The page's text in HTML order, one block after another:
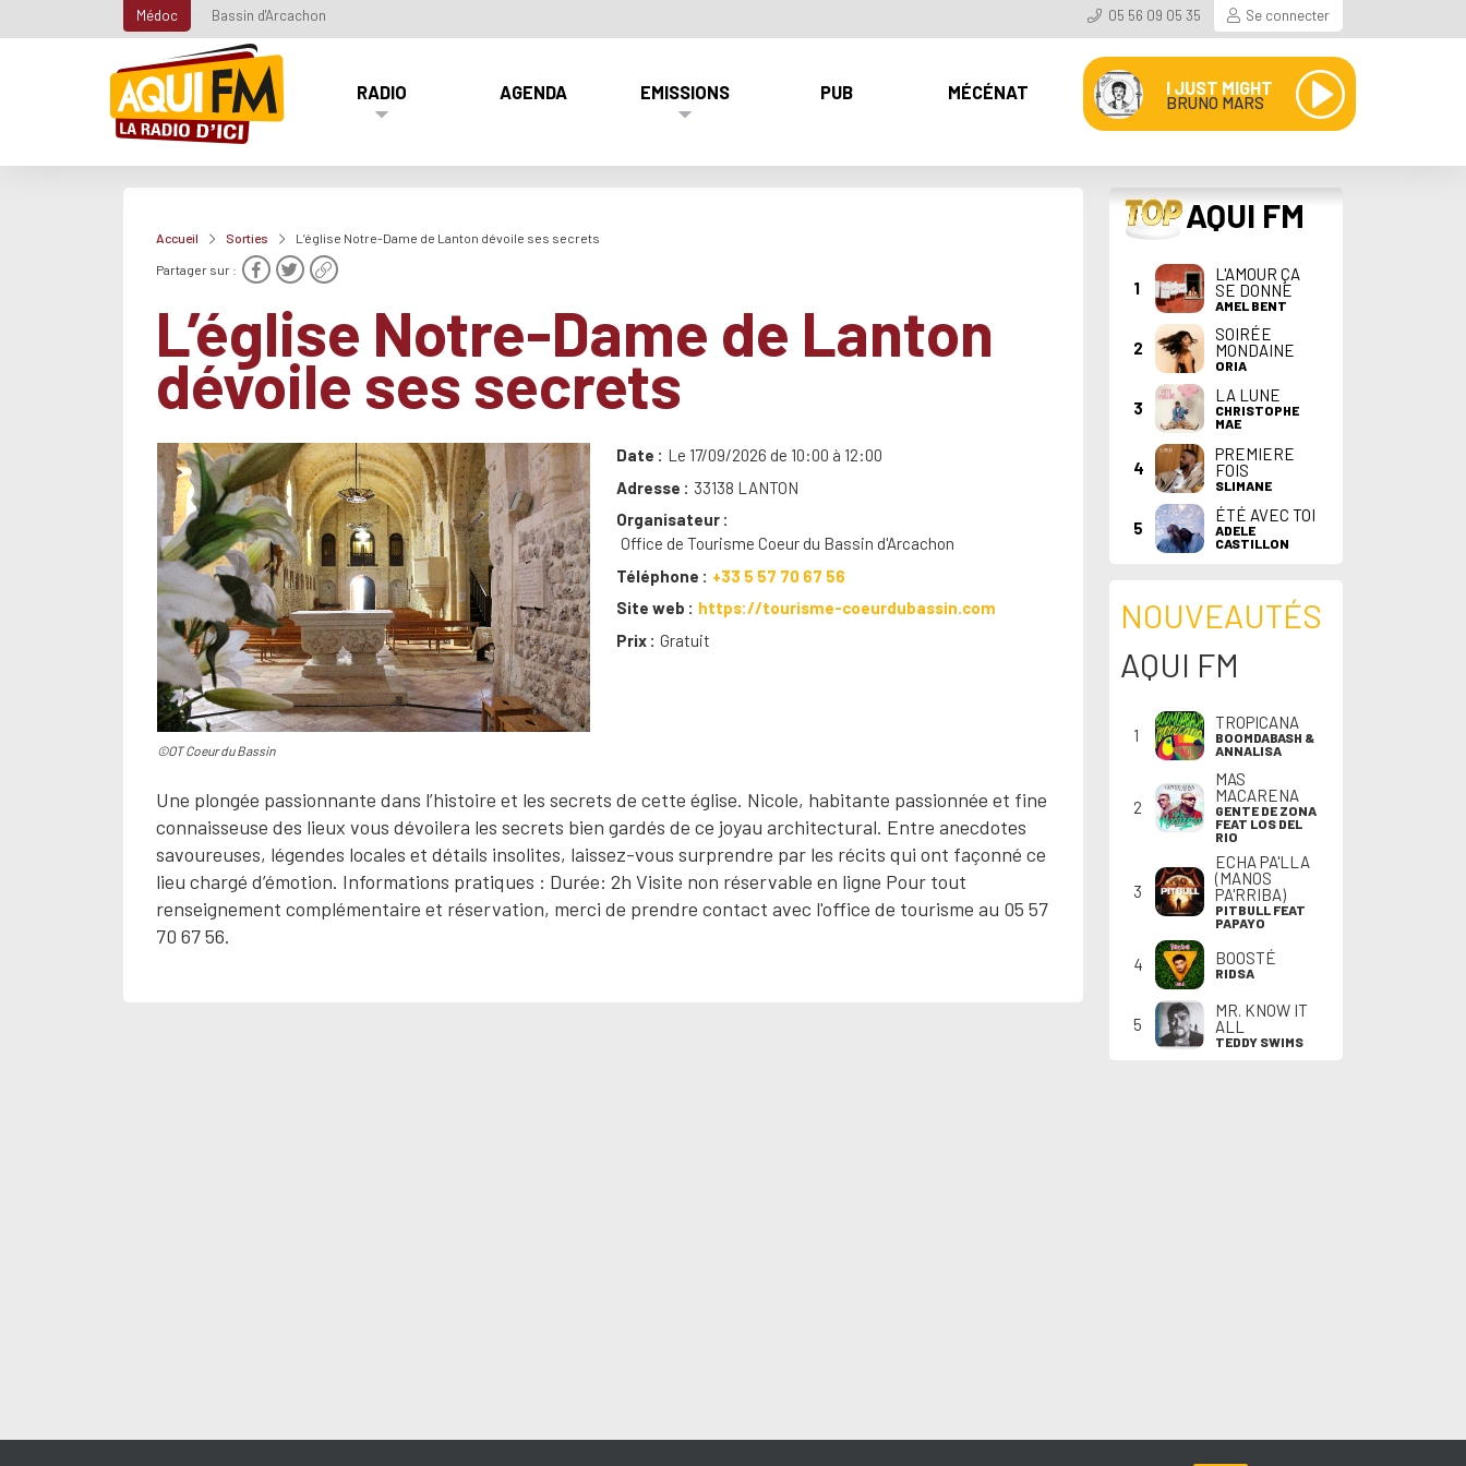
Médoc Bassin d'Arcachon 05 56 09 05 35 Se connecter
RADIO AGENDA EMISSIONS PUB MÉCÉNAT I JUST MIGHT
BRUNO MARS
Accueil Sorties L’église Notre-Dame de Lanton dévoile ses secrets
Partager sur :
L’église Notre-Dame de Lanton
dévoile ses secrets
©OT Coeur du Bassin
Date
Le 17/09/2026 de 10:00 à 12:00
Adresse
33138 LANTON
Organisateur
Office de Tourisme Coeur du Bassin d'Arcachon
Téléphone
+33 5 57 70 67 56
Site web
https://tourisme-coeurdubassin.com
Prix
Gratuit
Une plongée passionnante dans l’histoire et les secrets de cette église. Nicole, habitante passionnée et fine
connaisseuse des lieux vous dévoilera les secrets bien gardés de ce joyau architectural. Entre anecdotes
savoureuses, légendes locales et détails insolites, laissez-vous surprendre par les récits qui ont façonné ce
lieu chargé d’émotion. Informations pratiques : Durée: 2h Visite non réservable en ligne Pour tout
renseignement complémentaire et réservation, merci de prendre contact avec l'office de tourisme au 05 57
70 67 56.
TOP AQUI FM
1
L'AMOUR ÇA
SE DONNE
AMEL BENT
2
SOIRÉE
MONDAINE
ORIA
3
LA LUNE
CHRISTOPHE
MAE
4
PREMIERE
FOIS
SLIMANE
5
ÉTÉ AVEC TOI
ADELE
CASTILLON
NOUVEAUTÉS
AQUI FM
1
TROPICANA
BOOMDABASH &
ANNALISA
2
MAS
MACARENA
GENTE DE ZONA
FEAT LOS DEL
RIO
3
ECHA PA'LLA
(MANOS
PA'RRIBA)
PITBULL FEAT
PAPAYO
4 BOOSTÉ
RIDSA
5
MR. KNOW IT
ALL
TEDDY SWIMS